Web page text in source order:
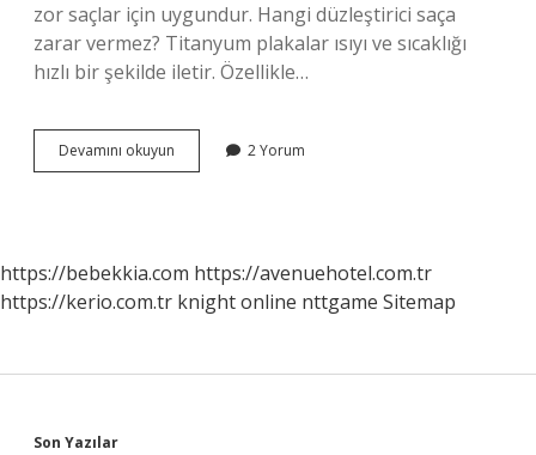
zor saçlar için uygundur. Hangi düzleştirici saça
zarar vermez? Titanyum plakalar ısıyı ve sıcaklığı
hızlı bir şekilde iletir. Özellikle…
Devamını okuyun
Iyi
2 Yorum
https://bebekkia.com https://avenuehotel.com.tr
https://kerio.com.tr knight online nttgame Sitemap
Son Yazılar